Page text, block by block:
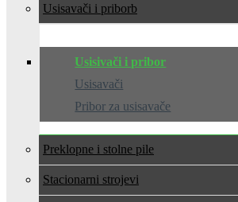
Usisavači i pribor
Usisivači i pribor
Usisavači
Pribor za usisavače
Preklopne i stolne pile
Stacionarni strojevi